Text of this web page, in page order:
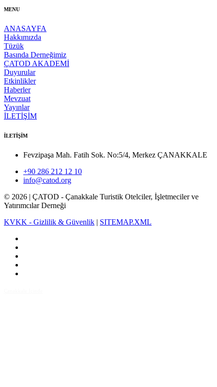
MENU
ANASAYFA
Hakkımızda
Tüzük
Basında Derneğimiz
ÇATOD AKADEMİ
Duyurular
Etkinlikler
Haberler
Mevzuat
Yayınlar
İLETİŞİM
İLETİŞİM
Fevzipaşa Mah. Fatih Sok. No:5/4, Merkez ÇANAKKALE
+90 286 212 12 10
info@catod.org
© 2026 | ÇATOD - Çanakkale Turistik Otelciler, İşletmeciler ve
Yatırımcılar Derneği
KVKK - Gizlilik & Güvenlik | SITEMAP.XML